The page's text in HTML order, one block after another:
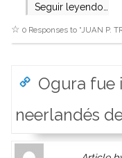
Seguir leyendo…
0 Responses to “JUAN P.
Ogura fue
neerlandés